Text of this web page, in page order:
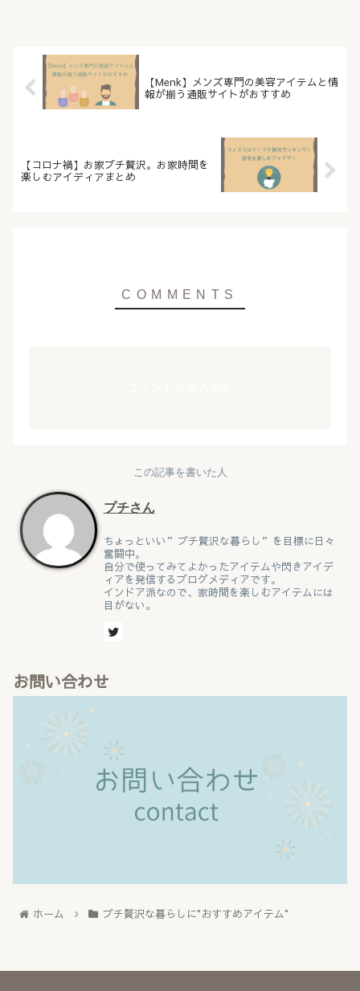
【Menk】メンズ専門の美容アイテムと情
報が揃う通販サイトがおすすめ
【コロナ禍】お家プチ贅沢。お家時間を
楽しむアイディアまとめ
この記事を書いた人
プチさん
ちょっといい”プチ贅沢な暮らし”を目標に日々
奮闘中。
自分で使ってみてよかったアイテムや閃きアイデ
ィアを発信するブログメディアです。
インドア派なので、家時間を楽しむアイテムには
目がない。
お問い合わせ
ホーム プチ贅沢な暮らしに"おすすめアイテム"